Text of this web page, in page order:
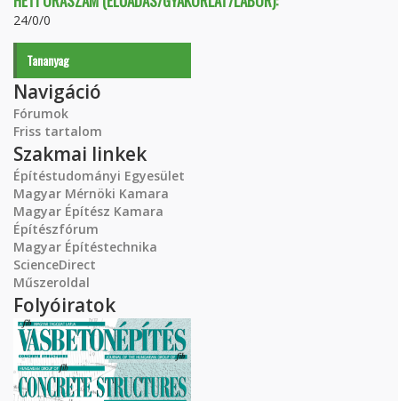
24/0/0
Tananyag
Navigáció
Fórumok
Friss tartalom
Szakmai linkek
Építéstudományi Egyesület
Magyar Mérnöki Kamara
Magyar Építész Kamara
Építészfórum
Magyar Építéstechnika
ScienceDirect
Műszeroldal
Folyóiratok